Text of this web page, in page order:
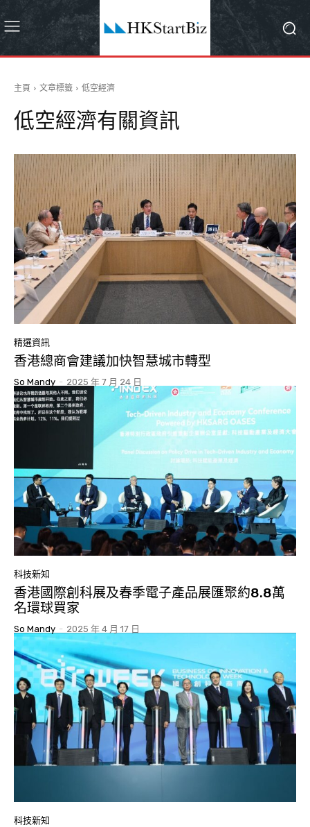
主頁 文章標籤 低空經濟
低空經濟有關資訊
精選資訊
香港總商會建議加快智慧城市轉型
So Mandy - 2025 年 7 月 24 日
科技新知
香港國際創科展及春季電子產品展匯聚約8.8萬
名環球買家
So Mandy - 2025 年 4 月 17 日
科技新知